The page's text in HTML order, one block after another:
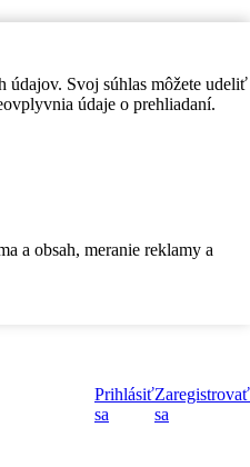
údajov. Svoj súhlas môžete udeliť
údaje o prehliadaní.
a obsah, meranie reklamy a
Prihlásiť
sa
Zaregistrovať
sa